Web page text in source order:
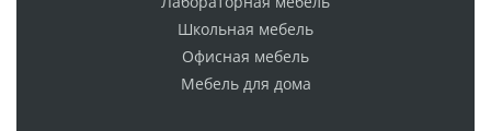
Школьная мебель
Офисная мебель
Мебель для дома